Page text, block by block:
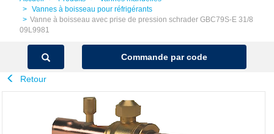
Vannes à boisseau pour réfrigérants
Vanne à boisseau avec prise de pression schrader GBC79S-E 31/8
09L9981
Commande par code
Retour